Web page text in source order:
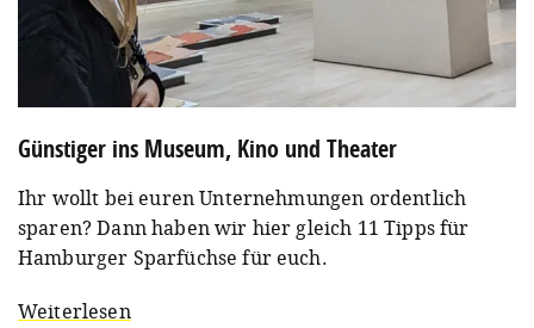
Günstiger ins Museum, Kino und Theater
Ihr wollt bei euren Unternehmungen ordentlich
sparen? Dann haben wir hier gleich 11 Tipps für
Hamburger Sparfüchse für euch.
Weiterlesen